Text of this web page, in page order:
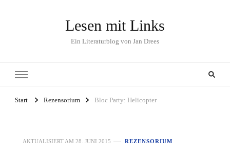
Lesen mit Links
Ein Literaturblog von Jan Drees
Start Rezensorium Bloc Party: Helicopter
AKTUALISIERT AM 28. JUNI 2015 REZENSORIUM